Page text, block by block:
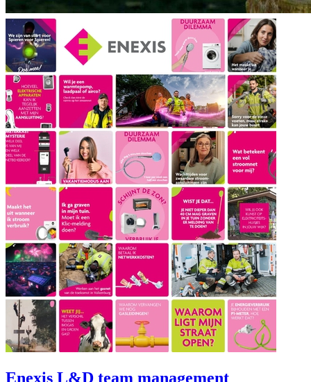
Enexis L&D team management